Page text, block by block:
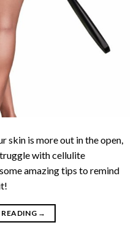
skin is more out in the open,
with cellulite
amazing tips to remind
→